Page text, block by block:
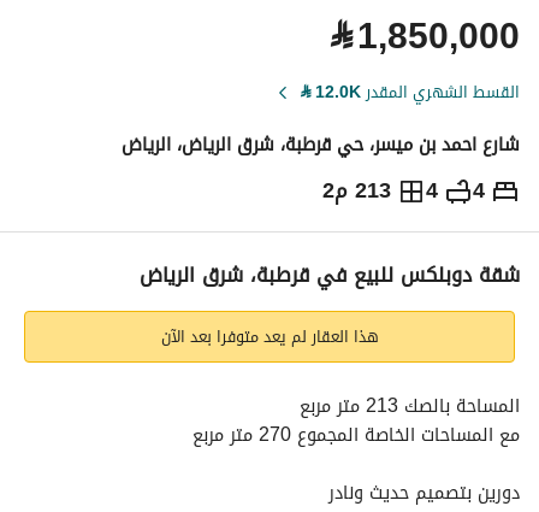
⃁1,850,000
القسط الشهري المقدر12.0K
⃁
شارع احمد بن ميسر، حي قرطبة، شرق الرياض، الرياض
4
4 213 م2 ⃁
1,850,000
التفاصيل معلومات ترخيص الإعلان
شقة دوبلكس للبيع في قرطبة، شرق الرياض
هذا العقار لم يعد متوفرا بعد الآن
المساحة بالصك 213 متر مربع
مع المساحات الخاصة المجموع 270 متر مربع
دورين بتصميم حديث ونادر